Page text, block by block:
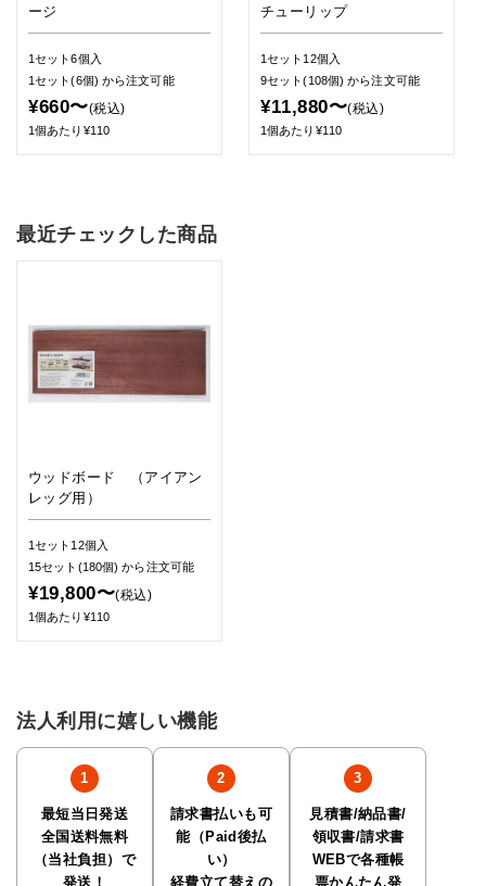
ージ
1セット6個入
1セット(6個) から注文可能
¥660〜(税込)
1個あたり¥110
チューリップ
1セット12個入
9セット(108個)から注文可能
¥11,880〜(税込)
1個あたり¥110
最近チェックした商品
ウッドボード （アイアン
レッグ用）
1セット12個入
15セット(180個)から注文可能
¥19,800〜(税込)
1個あたり¥110
法人利用に嬉しい機能
最短当日発送
全国送料無料
（当社負担）で
発送！
請求書払いも可
能（Paid後払
い）
経費立て替えの
見積書/納品書/
領収書/請求書
WEBで各種帳
票かんたん発